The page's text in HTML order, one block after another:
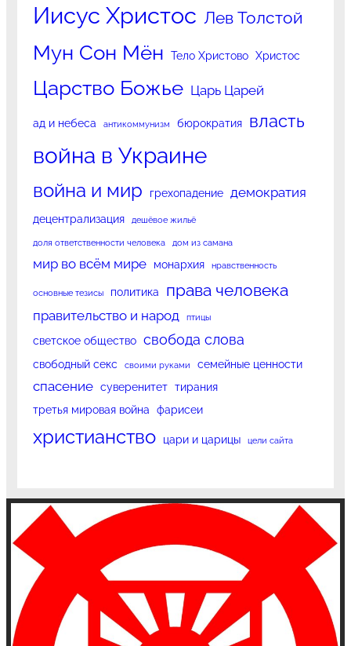
Иисус Христос Лев Толстой
Мун Сон Мён Тело Христово Христос
Царство Божье Царь Царей
ад и небеса антикоммунизм бюрократия власть
война в Украине
война и мир грехопадение демократия
децентрализация дешёвое жильё
доля ответственности человека дом из самана
мир во всём мире монархия нравственность
основные тезисы политика права человека
правительство и народ птицы
светское общество свобода слова
свободный секс своими руками семейные ценности
спасение суверенитет тирания
третья мировая война
фарисеи
христианство цари и царицы цели сайта